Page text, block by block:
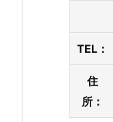
TEL：
住
所：